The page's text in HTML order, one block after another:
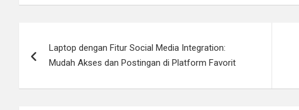
navigation
Laptop dengan Fitur Social Media Integration:
Mudah Akses dan Postingan di Platform Favorit